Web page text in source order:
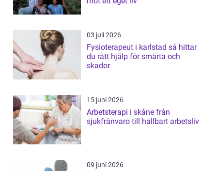
03 juli 2026
Fysioterapeut i karlstad så hittar
du rätt hjälp för smärta och
skador
15 juni 2026
Arbetsterapi i skåne från
sjukfrånvaro till hållbart arbetsliv
09 juni 2026